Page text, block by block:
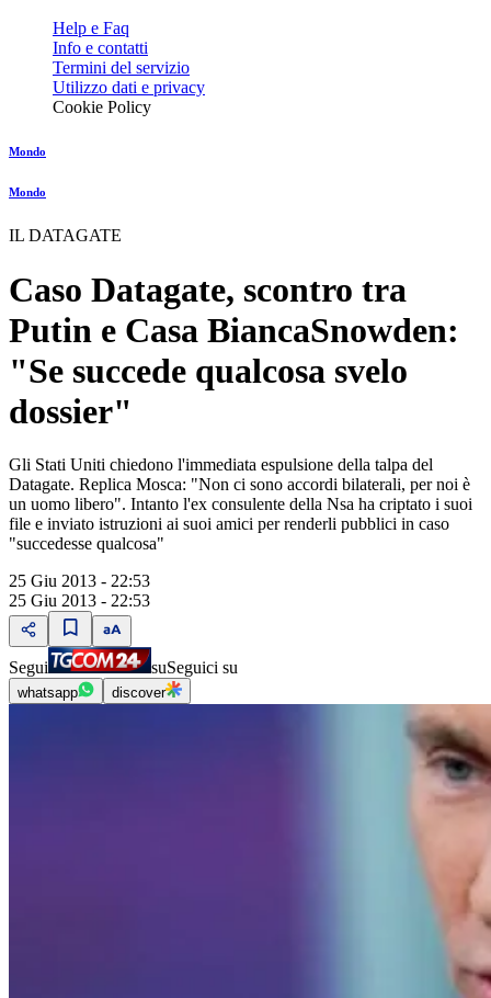
Help e Faq
Info e contatti
Termini del servizio
Utilizzo dati e privacy
Cookie Policy
Mondo
Mondo
IL DATAGATE
Caso Datagate, scontro tra
Putin e Casa BiancaSnowden:
"Se succede qualcosa svelo
dossier"
Gli Stati Uniti chiedono l'immediata espulsione della talpa del
Datagate. Replica Mosca: "Non ci sono accordi bilaterali, per noi è
un uomo libero". Intanto l'ex consulente della Nsa ha criptato i suoi
file e inviato istruzioni ai suoi amici per renderli pubblici in caso
"succedesse qualcosa"
25 Giu 2013 - 22:53
25 Giu 2013 - 22:53
Segui suSeguici su
whatsapp discover